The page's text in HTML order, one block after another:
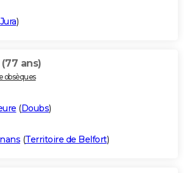
Jura)
(77 ans)
obsèques
(Doubs)
(Territoire de Belfort)